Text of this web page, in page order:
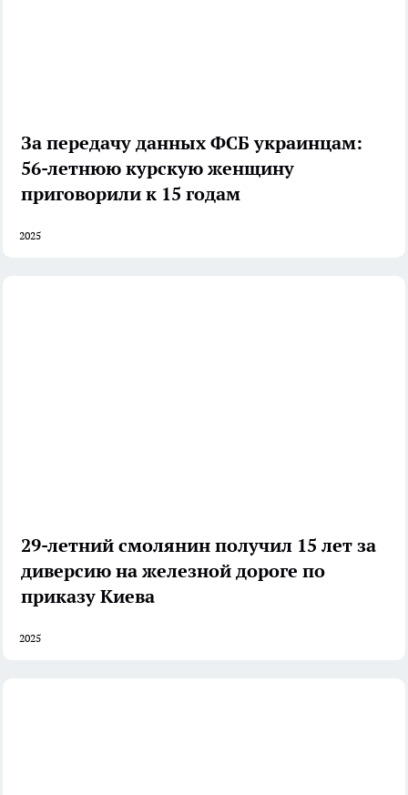
За передачу данных ФСБ украинцам:
56-летнюю курскую женщину
приговорили к 15 годам
2025
29-летний смолянин получил 15 лет за
диверсию на железной дороге по
приказу Киева
2025